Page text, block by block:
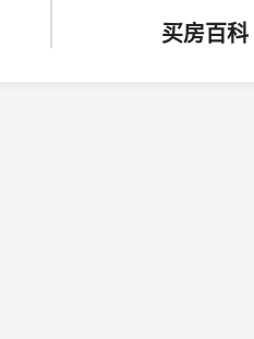
买房百科